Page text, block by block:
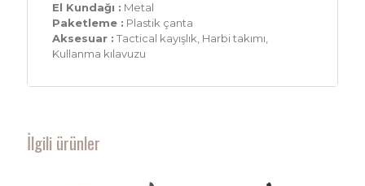
El Kundağı : Metal
Paketleme : Plastik çanta
Aksesuar : Tactical kayışlık, Harbi takımı,
Kullanma kılavuzu
İlgili ürünler